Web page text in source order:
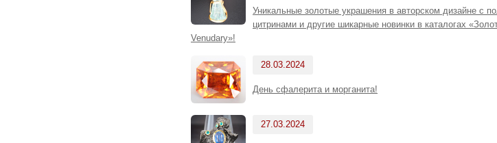
Уникальные золотые украшения в авторском дизайне с
цитринами и другие шикарные новинки в каталогах
Venudary»!
28.03.2024
День сфалерита и морганита!
27.03.2024